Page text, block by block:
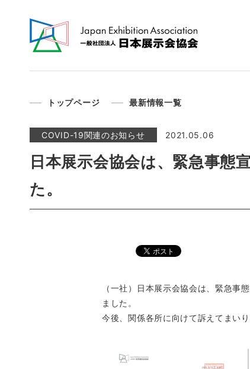
トップページ 最新情報一覧
COVID-19関連のお知らせ 2021.05.06
日本展示会協会は、緊急事態
た。
（一社）日本展示会協会は、緊急事
ました。
今後、関係各所に向けて訴えてまいり